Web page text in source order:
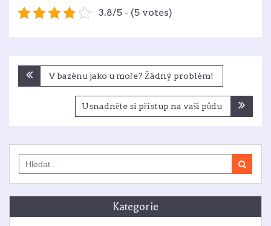
3.8/5 - (5 votes)
Navigace
pro
V bazénu jako u moře? Žádný problém!
Usnadněte si přístup na vaši půdu
for:
Kategorie